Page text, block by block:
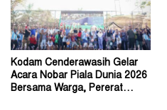
Kodam Cenderawasih Gelar
Acara Nobar Piala Dunia 2026
Bersama Warga, Pererat